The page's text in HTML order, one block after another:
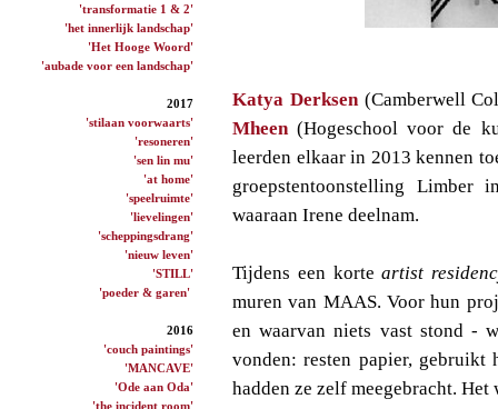
'transformatie 1 & 2'
'het innerlijk landschap'
'Het Hooge Woord'
'aubade voor een landschap'
2017
'stilaan voorwaarts'
'resoneren'
'sen lin mu'
'at home'
'speelruimte'
'lievelingen'
'scheppingsdrang'
'nieuw leven'
'STILL'
'poeder & garen'
2016
'couch paintings'
'MANCAVE'
'Ode aan Oda'
'the incident room'
Katya Derksen(Camberwell
Mheen(Hogeschool voor de
leerden elkaar in 2013 kennen
groepstentoonstelling Limber
waaraan Irene deelnam.
Tijdens een korteartist
muren van MAAS. Voor hun
en waarvan niets vast stond -
vonden: resten papier,
hadden ze zelf meegebracht.